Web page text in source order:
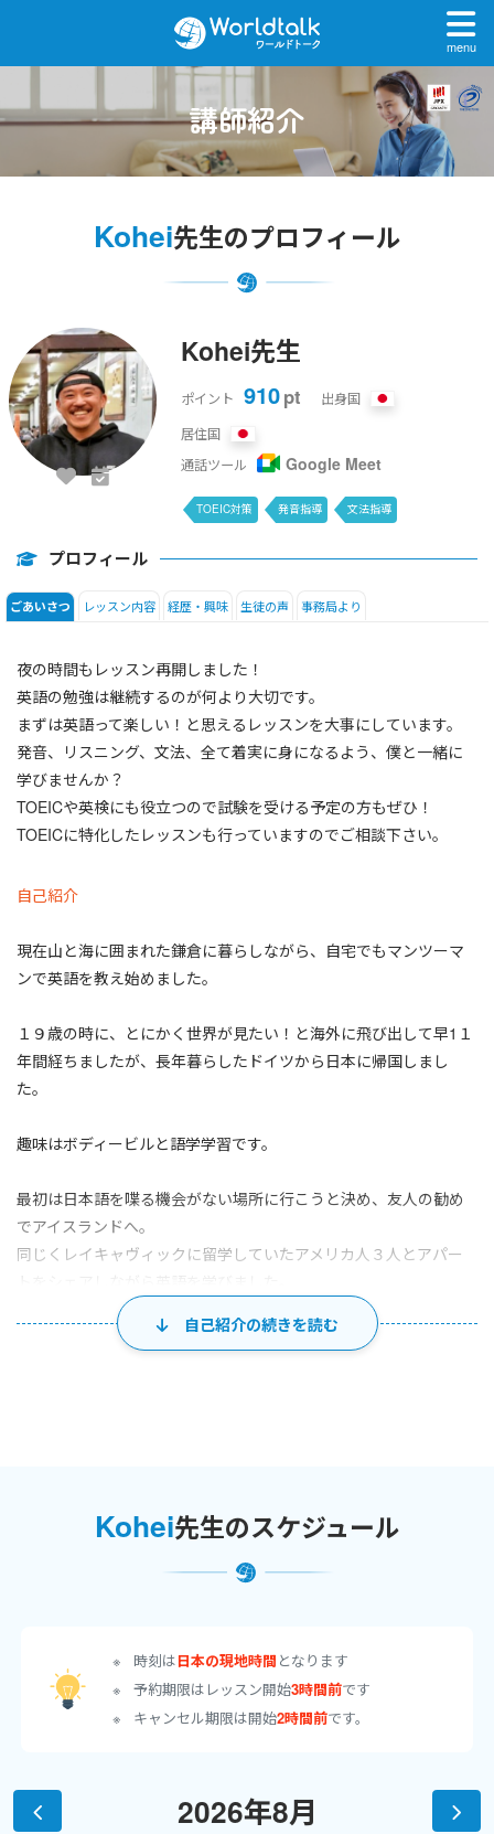
menu
講師紹介
Kohei先生のプロフィール
Kohei先生
ポイント 910pt
出身国
居住国
通話ツール
Google Meet
TOEIC対策 発音指導 文法指導
プロフィール
ごあいさつ レッスン内容 経歴・興味 生徒の声 事務局より
夜の時間もレッスン再開しました！
英語の勉強は継続するのが何より大切です。
まずは英語って楽しい！と思えるレッスンを大事にしています。
発音、リスニング、文法、全て着実に身になるよう、僕と一緒に
学びませんか？
TOEICや英検にも役立つので試験を受ける予定の方もぜひ！
TOEICに特化したレッスンも行っていますのでご相談下さい。
自己紹介
現在山と海に囲まれた鎌倉に暮らしながら、自宅でもマンツーマ
ンで英語を教え始めました。
１９歳の時に、とにかく世界が見たい！と海外に飛び出して早1１
年間経ちましたが、長年暮らしたドイツから日本に帰国しまし
た。
趣味はボディービルと語学学習です。
最初は日本語を喋る機会がない場所に行こうと決め、友人の勧め
でアイスランドへ。
同じくレイキャヴィックに留学していたアメリカ人３人とアパー
Nice to meet you止まりだった僕に優しく英語を教えてくれた最初
の先生たちです。
学を終えたあともドイツで暮らしていました。
ドイツに住んでいる際に英語を教えてほしいと頼まれたのが英語を
教えるようになったきっかけです。
英語は数学のように１＋１＝２ではなく、いく通りもの正解があ
そして何より、英語は上達が見えにくいものです。
自己紹介の続きを読む
Kohei先生のスケジュール
時刻は日本の現地時間 となります
予約期限はレッスン開始3時間前です
キャンセル期限は開始2時間前です。
2026年8月